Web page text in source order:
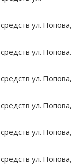
ул. Попова,
ул. Попова,
ул. Попова,
ул. Попова,
ул. Попова,
ул. Попова,